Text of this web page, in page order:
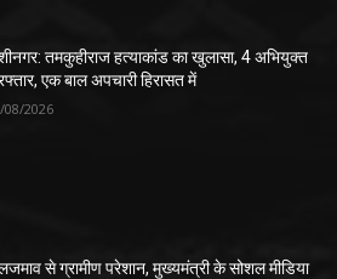
तमकुहीराज हत्याकांड का खुलासा, 4 अभियुक्त
एक बाल अपचारी हिरासत में
08/2026
से ग्रामीण परेशान, मुख्यमंत्री के सोशल मीडिया